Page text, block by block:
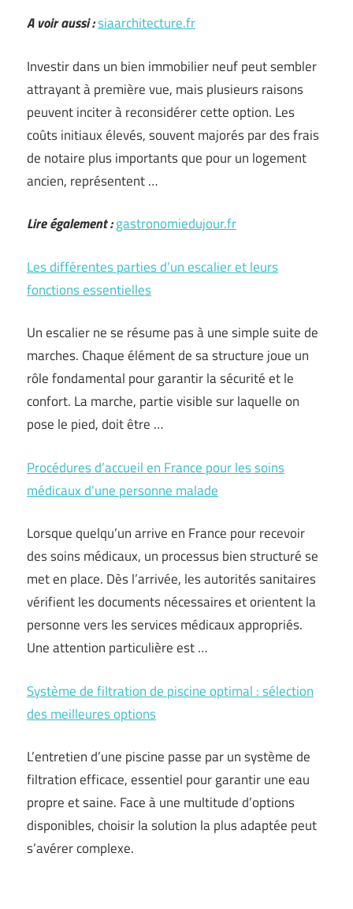
A voir aussi :siaarchitecture.fr
Investir dans un bien immobilier neuf peut sembler
attrayant à première vue, mais plusieurs raisons
peuvent inciter à reconsidérer cette option. Les
coûts initiaux élevés, souvent majorés par des frais
de notaire plus importants que pour un logement
ancien, représentent …
Lire également :gastronomiedujour.fr
Les différentes parties d’un escalier et leurs
fonctions essentielles
Un escalier ne se résume pas à une simple suite de
marches. Chaque élément de sa structure joue un
rôle fondamental pour garantir la sécurité et le
confort. La marche, partie visible sur laquelle on
pose le pied, doit être …
Procédures d’accueil en France pour les soins
médicaux d’une personne malade
Lorsque quelqu’un arrive en France pour recevoir
des soins médicaux, un processus bien structuré se
met en place. Dès l’arrivée, les autorités sanitaires
vérifient les documents nécessaires et orientent la
personne vers les services médicaux appropriés.
Une attention particulière est …
Système de filtration de piscine optimal : sélection
des meilleures options
L’entretien d’une piscine passe par un système de
filtration efficace, essentiel pour garantir une eau
propre et saine. Face à une multitude d’options
disponibles, choisir la solution la plus adaptée peut
s’avérer complexe.